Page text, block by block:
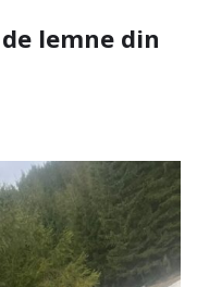
lemne din